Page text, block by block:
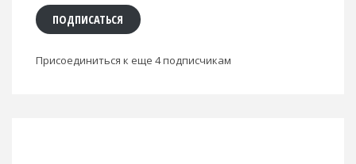
ПОДПИСАТЬСЯ
Присоединиться к еще 4 подписчикам